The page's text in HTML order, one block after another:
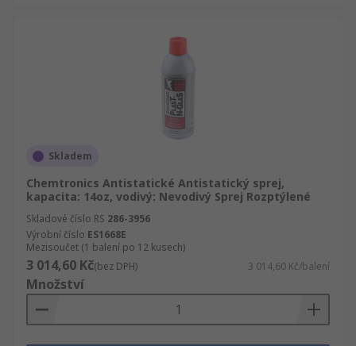
Skladem
Chemtronics Antistatické Antistatický sprej,
kapacita: 14oz, vodivý: Nevodivý Sprej Rozptýlené
Skladové číslo RS 286-3956
Výrobní číslo ES1668E
Mezisoučet (1 balení po 12 kusech)
3 014,60 Kč(bez DPH) 3 014,60 Kč/balení
Množství